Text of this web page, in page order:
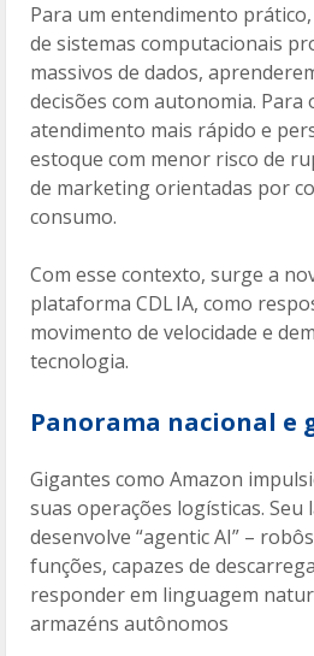
Para um entendimento prático,
de sistemas computacionais
massivos de dados,
decisões com autonomia. Para
atendimento mais rápido e
estoque com menor risco de
de marketing orientadas por
consumo.
Com esse contexto, surge a
plataforma CDL IA, como
movimento de velocidade e
tecnologia.
Panorama nacional e
Gigantes como Amazon
suas operações logísticas.
desenvolve “agentic AI” –
funções, capazes de
responder em linguagem
armazéns autônomos